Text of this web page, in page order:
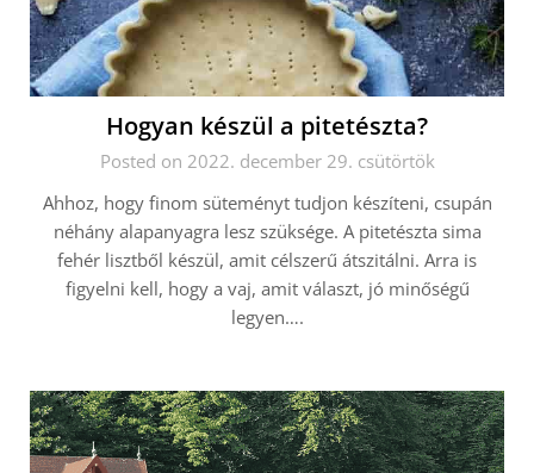
Hogyan készül a pitetészta?
Posted on 2022. december 29. csütörtök
Ahhoz, hogy finom süteményt tudjon készíteni, csupán
néhány alapanyagra lesz szüksége. A pitetészta sima
fehér lisztből készül, amit célszerű átszitálni. Arra is
figyelni kell, hogy a vaj, amit választ, jó minőségű
legyen….